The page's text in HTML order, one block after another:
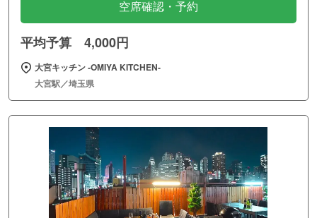
空席確認・予約
平均予算 4,000円
大宮キッチン ‐OMIYA KITCHEN‐
大宮駅／埼玉県